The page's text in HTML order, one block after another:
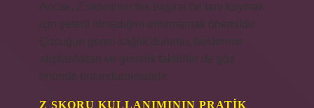
Ancak, Z skorunun tek başına bir tanı koymak
için yeterli olmadığını unutmamak önemlidir.
Çocuğun genel sağlık durumu, beslenme
alışkanlıkları ve genetik faktörler de göz
önünde bulundurulmalıdır.
Z SKORU KULLANIMININ PRATIK